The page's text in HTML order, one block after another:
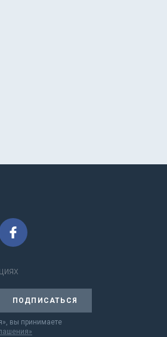
ПОДПИСАТЬСЯ
вы принимаете